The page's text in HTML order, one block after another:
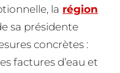
la région
sa présidente
concrètes :
factures d’eau et